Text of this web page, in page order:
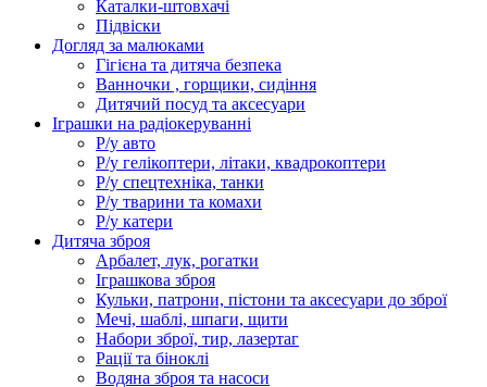
Каталки-штовхачі
Підвіски
Догляд за малюками
Гігієна та дитяча безпека
Ванночки , горщики, сидіння
Дитячий посуд та аксесуари
Іграшки на радіокеруванні
Р/у авто
Р/у гелікоптери, літаки, квадрокоптери
Р/у спецтехніка, танки
Р/у тварини та комахи
Р/у катери
Дитяча зброя
Арбалет, лук, рогатки
Іграшкова зброя
Кульки, патрони, пістони та аксесуари до зброї
Мечі, шаблі, шпаги, щити
Набори зброї, тир, лазертаг
Рації та біноклі
Водяна зброя та насоси